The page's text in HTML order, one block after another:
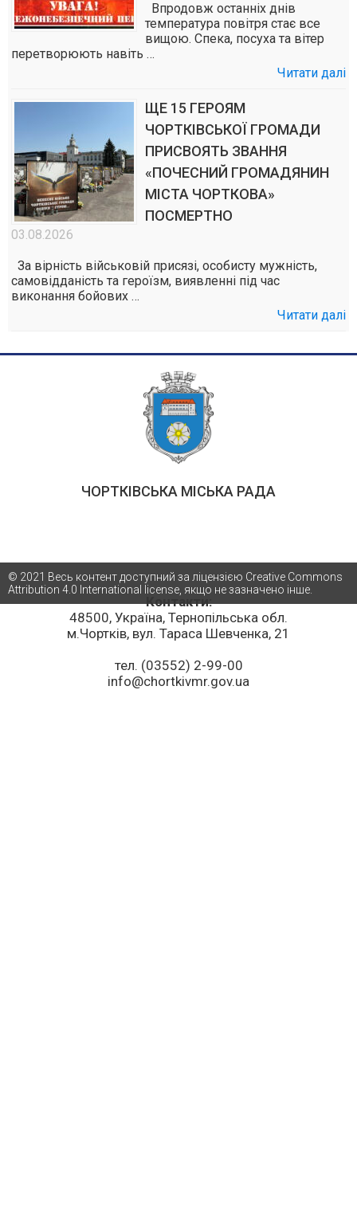
Впродовж останніх днів
температура повітря стає все
вищою. Спека, посуха та вітер
перетворюють навіть …
Читати далі
ЩЕ 15 ГЕРОЯМ
ЧОРТКІВСЬКОЇ ГРОМАДИ
ПРИСВОЯТЬ ЗВАННЯ
«ПОЧЕСНИЙ ГРОМАДЯНИН
МІСТА ЧОРТКОВА»
ПОСМЕРТНО
03.08.2026
За вірність військовій присязі, особисту мужність,
самовідданість та героїзм, виявленні під час
виконання бойових …
Читати далі
ЧОРТКІВСЬКА МІСЬКА РАДА
Контакти:
48500, Україна, Тернопільська обл.
м.Чортків, вул. Тараса Шевченка, 21
тел. (03552) 2-99-00
info@chortkivmr.gov.ua
© 2021 Весь контент доступний за ліцензією Creative Commons
Attribution 4.0 International license, якщо не зазначено інше.